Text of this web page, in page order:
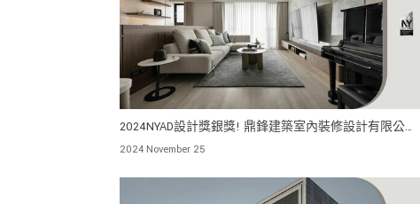
2024NYAD設計獎銀獎! 鼎鋒建築室內裝修設計有限公司
演繹音樂的靜謐與優雅
2024 November 25